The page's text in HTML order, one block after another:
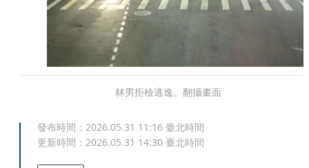
林男拒檢逃逸。翻攝畫面
發布時間： 2026.05.31 11:16 臺北時間
更新時間： 2026.05.31 14:30 臺北時間